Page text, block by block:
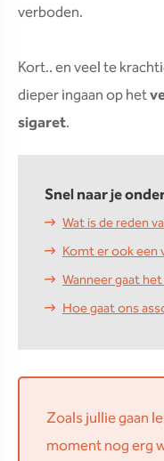
verboden.
Kort.. en veel te
dieper ingaan op het
sigaret.
Snel naar je
Wat is de reden
Komt er ook een
Wanneer gaat
Hoe gaat ons
Zoals jullie gaan
moment nog erg